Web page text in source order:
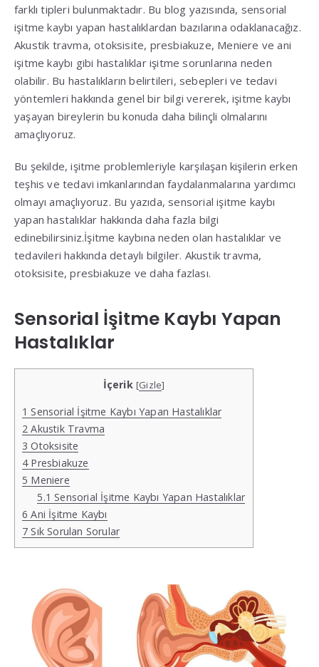
farklı tipleri bulunmaktadır. Bu blog yazısında, sensorial
işitme kaybı yapan hastalıklardan bazılarına odaklanacağız.
Akustik travma, otoksisite, presbiakuze, Meniere ve ani
işitme kaybı gibi hastalıklar işitme sorunlarına neden
olabilir. Bu hastalıkların belirtileri, sebepleri ve tedavi
yöntemleri hakkında genel bir bilgi vererek, işitme kaybı
yaşayan bireylerin bu konuda daha bilinçli olmalarını
amaçlıyoruz.
Bu şekilde, işitme problemleriyle karşılaşan kişilerin erken
teşhis ve tedavi imkanlarından faydalanmalarına yardımcı
olmayı amaçlıyoruz. Bu yazıda, sensorial işitme kaybı
yapan hastalıklar hakkında daha fazla bilgi
edinebilirsiniz.İşitme kaybına neden olan hastalıklar ve
tedavileri hakkında detaylı bilgiler. Akustik travma,
otoksisite, presbiakuze ve daha fazlası.
Sensorial İşitme Kaybı Yapan
Hastalıklar
İçerik [Gizle]
1 Sensorial İşitme Kaybı Yapan Hastalıklar
2 Akustik Travma
3 Otoksisite
4Presbiakuze
5 Meniere
5.1 Sensorial İşitme Kaybı Yapan Hastalıklar
6 Ani İşitme Kaybı
7 Sık Sorulan Sorular